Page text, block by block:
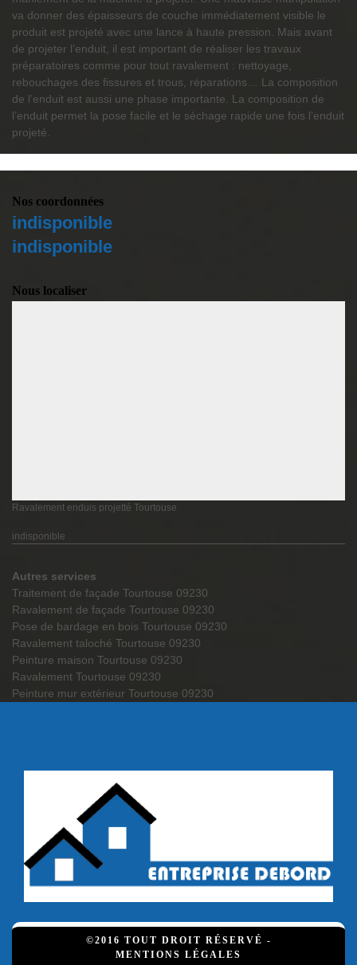
va donner des épaisseurs de couche immédiatement visible le
produit est projeté avec une lance à haute pression. Mais avant
de projeter l’enduit, il est important de réaliser les travaux
préparatoires comme pour tout ravalement : nettoyage,
rebouchages des fissures et trous, réparations… La composition
de l’enduit est aussi une phase importante. La composition de
l’enduit permet la pose facile et le séchage rapide une fois l’enduit
projeté.
Nos coordonnées
indisponible
indisponible
Nous localiser
Ravalement enduis projetté Tourtouse
indisponible
Autres services
Traitement de façade Tourtouse 09230
Ravalement de façade Tourtouse 09230
Pose de bardage en bois Tourtouse 09230
Ravalement taloché Tourtouse 09230
Peinture maison Tourtouse 09230
Ravalement Tourtouse 09230
Peinture mur extérieur Tourtouse 09230
©2016 TOUT DROIT RÉSERVÉ -
MENTIONS LÉGALES